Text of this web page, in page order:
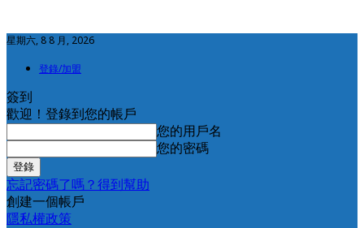
星期六, 8 8 月, 2026
登錄/加盟
簽到
歡迎！登錄到您的帳戶
您的用戶名
您的密碼
忘記密碼了嗎？得到幫助
創建一個帳戶
隱私權政策